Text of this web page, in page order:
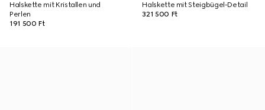
Halskette mit Kristallen und
Perlen
191 500 Ft
Halskette mit Steigbügel-Detail
321 500 Ft